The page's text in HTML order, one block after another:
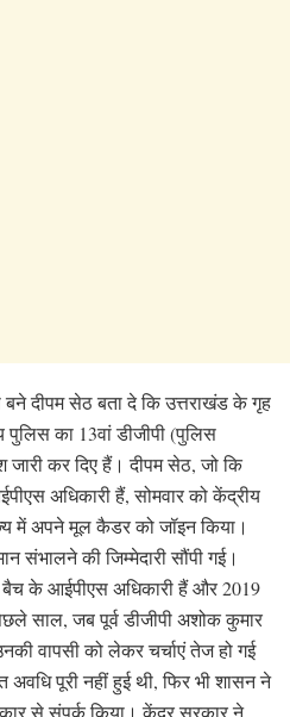
बने दीपम सेठ बता दे कि उत्तराखंड के गृह
पुलिस का 13वां डीजीपी (पुलिस
कर दिए हैं। दीपम सेठ, जो कि
अधिकारी हैं, सोमवार को केंद्रीय
में अपने मूल कैडर को जॉइन किया।
संभालने की जिम्मेदारी सौंपी गई।
के आईपीएस अधिकारी हैं और 2019
साल, जब पूर्व डीजीपी अशोक कुमार
वापसी को लेकर चर्चाएं तेज हो गई
अवधि पूरी नहीं हुई थी, फिर भी शासन ने
से संपर्क किया। केंद्र सरकार ने